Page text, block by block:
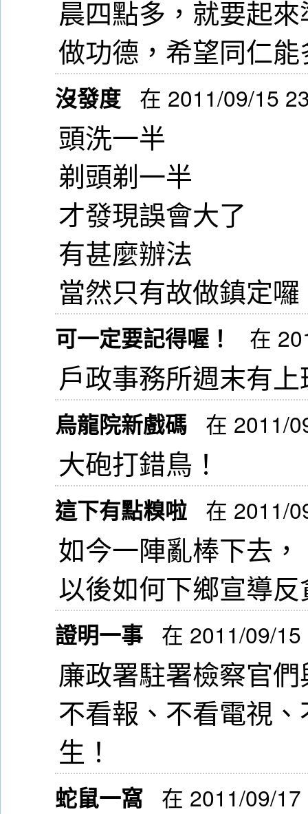
晨四點多，就要起
做功德，希望同仁
沒發度 在 2011/09/15
頭洗一半
剃頭剃一半
才發現誤會大了
有甚麼辦法
當然只有故做鎮定囉
可一定要記得喔！ 在
戶政事務所週末有
烏龍院新戲碼 在 2011/
大砲打錯鳥！
這下有點糗啦 在 2011/
如今一陣亂棒下去，
以後如何下鄉宣導
證明一事 在 2011/09/
廉政署駐署檢察官
不看報、不看電視
生！
蛇鼠一窩 在 2011/09/